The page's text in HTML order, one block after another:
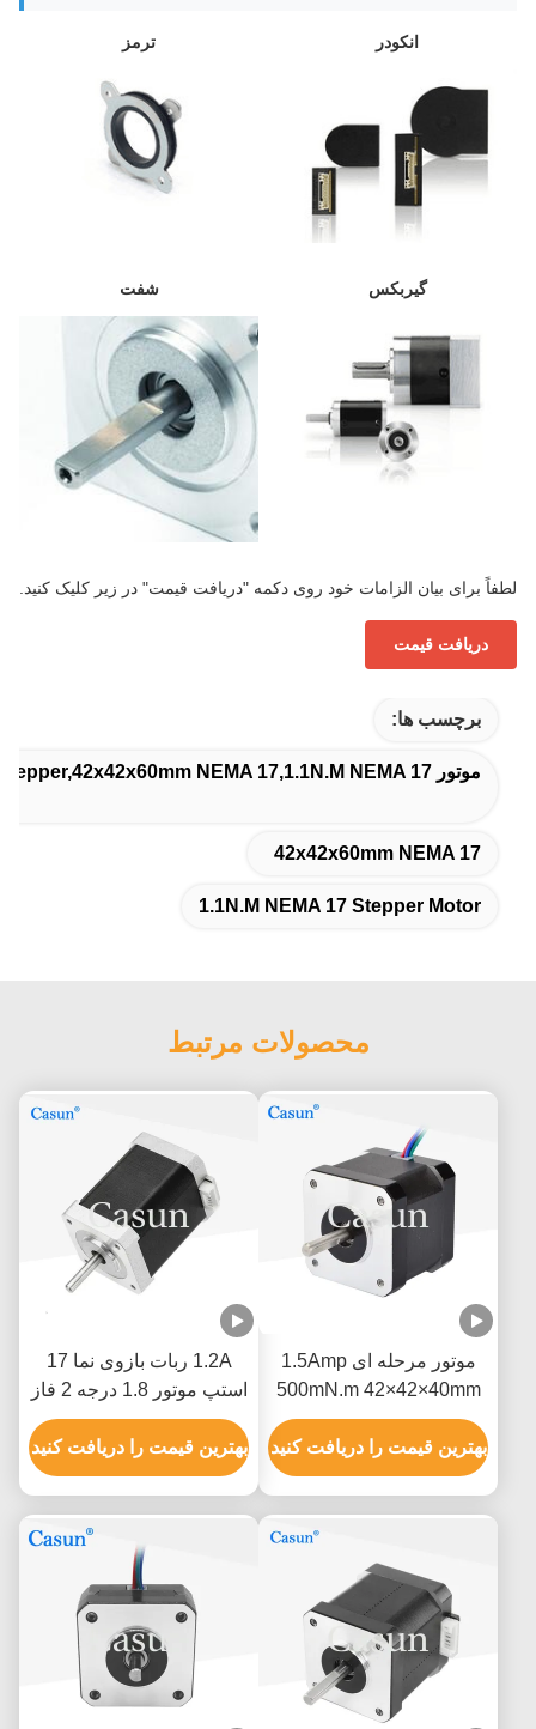
انکودر ترمز
گیربکس شفت
لطفاً برای بیان الزامات خود روی دکمه "دریافت قیمت" در زیر کلیک کنید.
دریافت قیمت
برچسب ها:
موتور 60mm NEMA 17 Stepper,42x42x60mm NEMA 17,1.1N.M NEMA 17 موتور مرحله ای
42x42x60mm NEMA 17
1.1N.M NEMA 17 Stepper Motor
محصولات مرتبط
موتور مرحله ای 1.5Amp
500mN.m 42×42×40mm
NEMA 17 با ISO CE
بهترین قیمت را دریافت کنید
1.2A ربات بازوی نما 17
استپ موتور 1.8 درجه 2 فاز
با دقت بالا
بهترین قیمت را دریافت کنید